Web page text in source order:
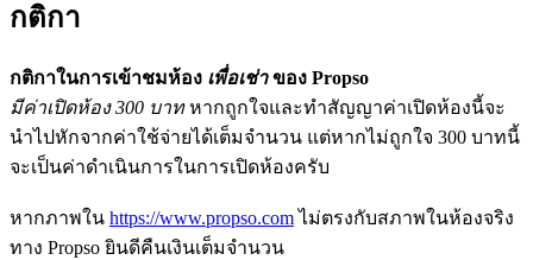
กติกา
กติกาในการเข้าชมห้อง เพื่อเช่าของ Propso
มีค่าเปิดห้อง 300 บาทหากถูกใจและทำสัญญาค่าเปิดห้องนี้จะ
นำไปหักจากค่าใช้จ่ายได้เต็มจำนวน แต่หากไม่ถูกใจ 300 บาทนี้
จะเป็นค่าดำเนินการในการเปิดห้องครับ
หากภาพใน https://www.propso.com ไม่ตรงกับสภาพในห้องจริง
ทาง Propso ยินดีคืนเงินเต็มจำนวน